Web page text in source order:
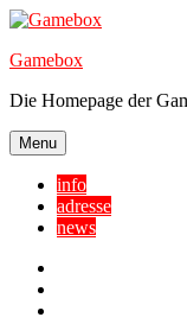
Skip
content
Gamebox
Die Homepage der
Menu
info
adresse
news